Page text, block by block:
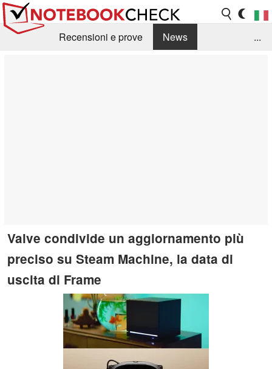
Recensioni e prove
News
...
Valve condivide un aggiornamento più
preciso su Steam Machine, la data di
uscita di Frame